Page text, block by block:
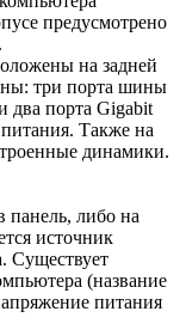
предусмотрено
на задней
три порта шины
два порта Gigabit
Также на
динамики.
панель, либо на
источник
Существует
(название
питания